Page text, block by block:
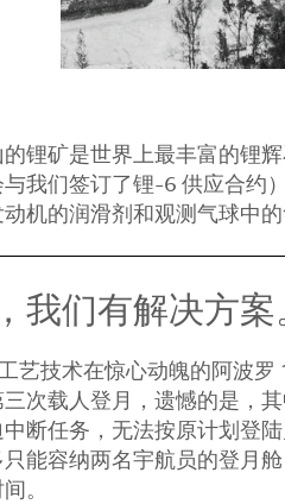
锂矿是世界上最丰富的锂
我们签订了锂-6 供应合约
机的润滑剂和观测气球中的
我们有解决方案
艺技术在惊心动魄的阿波
次载人登月，遗憾的是，
断任务，无法按原计划登
能容纳两名宇航员的登月
。